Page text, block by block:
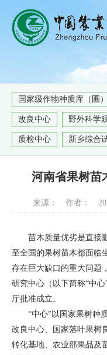
国家级作物种质库（圃）
改良中心 野外科学
质检中心 新乡综合
河南省果树苗
来源： 作者：
苗木质量优劣是直接影
至全国的果树苗木都面临
存在巨大缺口的重大问题
研究中心（以下简称“中
厅批准成立。
“中心”以国家果树种质
改良中心、国家落叶果树
转化基地、农业部果品及